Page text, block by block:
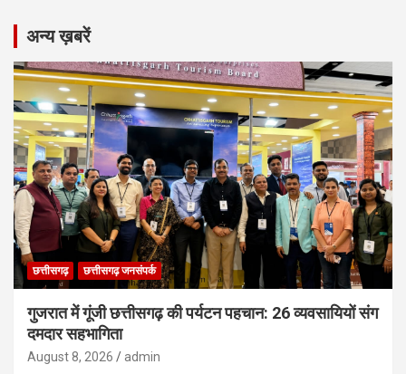
अन्य ख़बरें
छत्तीसगढ़ छत्तीसगढ़ जनसंपर्क
गुजरात में गूंजी छत्तीसगढ़ की पर्यटन पहचान: 26 व्यवसायियों संग
दमदार सहभागिता
August 8, 2026 admin